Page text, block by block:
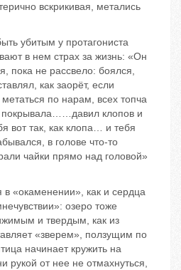
вскрикивая, метались
убитым у протагониста
в нем страх за жизнь: «Он
пока не рассвело: боялся,
как заорёт, если
по нарам, всех топча
покрывала……давил клопов и
вот так, как клопа… и тебя
в голове что-то
чайки прямо над головой»
в «окаменении», как и сердца
озеро тоже
и твердым, как из
«зверем», ползущим по
начинает кружить на
рукой от нее не отмахнуться,